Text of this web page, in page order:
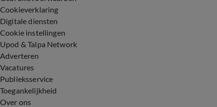
Cookieverklaring
Digitale diensten
Cookie instellingen
Upod & Talpa Network
Adverteren
Vacatures
Publieksservice
Toegankelijkheid
Over ons